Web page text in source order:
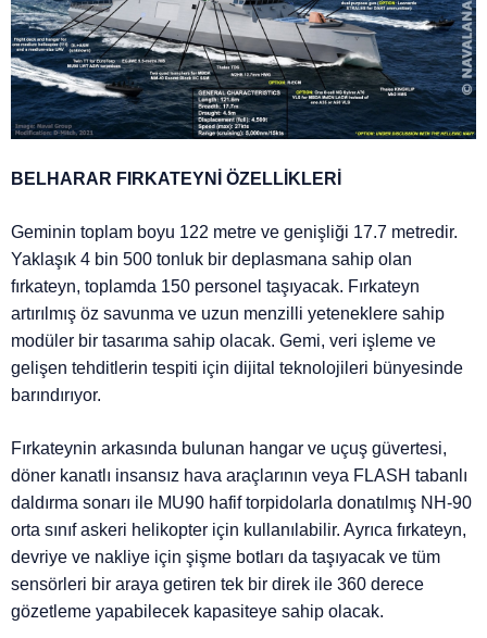
BELHARAR FIRKATEYNİ ÖZELLİKLERİ
Geminin toplam boyu 122 metre ve genişliği 17.7 metredir.
Yaklaşık 4 bin 500 tonluk bir deplasmana sahip olan
fırkateyn, toplamda 150 personel taşıyacak. Fırkateyn
artırılmış öz savunma ve uzun menzilli yeteneklere sahip
modüler bir tasarıma sahip olacak. Gemi, veri işleme ve
gelişen tehditlerin tespiti için dijital teknolojileri bünyesinde
barındırıyor.
Fırkateynin arkasında bulunan hangar ve uçuş güvertesi,
döner kanatlı insansız hava araçlarının veya FLASH tabanlı
daldırma sonarı ile MU90 hafif torpidolarla donatılmış NH-90
orta sınıf askeri helikopter için kullanılabilir. Ayrıca fırkateyn,
devriye ve nakliye için şişme botları da taşıyacak ve tüm
sensörleri bir araya getiren tek bir direk ile 360 derece
gözetleme yapabilecek kapasiteye sahip olacak.